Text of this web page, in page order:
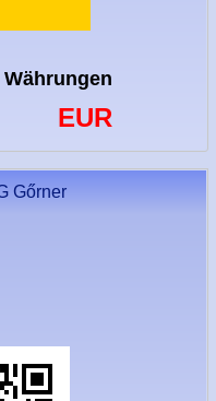
EUR
Gőrner